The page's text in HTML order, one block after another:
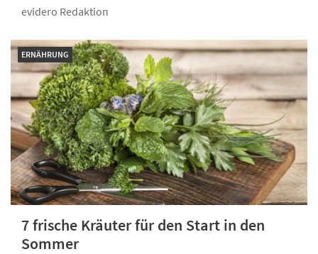
evidero Redaktion
ERNÄHRUNG
7 frische Kräuter für den Start in den
Sommer